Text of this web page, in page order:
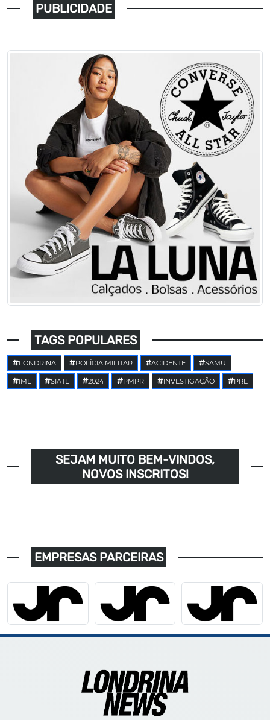
PUBLICIDADE
TAGS POPULARES
LONDRINA POLÍCIA MILITAR ACIDENTE SAMU
IML SIATE 2024 PMPR INVESTIGAÇÃO PRE
SEJAM MUITO BEM-VINDOS,
NOVOS INSCRITOS!
EMPRESAS PARCEIRAS